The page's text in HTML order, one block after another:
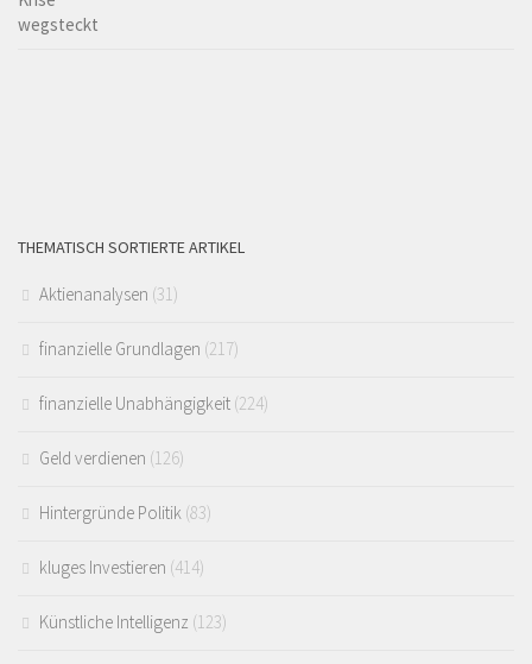
THEMATISCH SORTIERTE ARTIKEL
Aktienanalysen (31)
finanzielle Grundlagen (217)
finanzielle Unabhängigkeit (224)
Geld verdienen (126)
Hintergründe Politik (83)
kluges Investieren (414)
Künstliche Intelligenz (123)